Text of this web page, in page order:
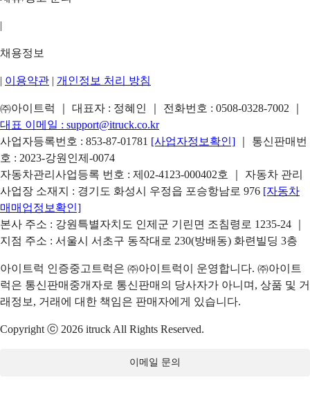
|
채용정보
| 이용약관 | 개인정보 처리 방침
㈜아이트럭 ｜ 대표자 : 정혜인 ｜ 전화번호 : 0508-0328-7002
대표 이메일 : support@itruck.co.kr
사업자등록번호 : 853-87-01781 [사업자정보확인]
｜ 통신판매번
호 : 2023-강원인제-0074
자동차관리사업등록 번호 : 제02-4123-000402호 ｜ 자동차 관리
사업장 소재지 : 경기도 화성시 우정읍 포승항남로 976 [자동차
매매업정보확인]
본사 주소 : 강원특별자치도 인제군 기린면 조침령로 1235-24 ｜
지점 주소 : 서울시 서초구 동작대로 230(방배동) 화련빌딩 3층
아이트럭 인증중고트럭은 ㈜아이트럭이 운영합니다. ㈜아이트
럭은 통신판매중개자로 통신판매의 당사자가 아니며, 상품 및 거
래정보, 거래에 대한 책임은 판매자에게 있습니다.
Copyright ⓒ 2026 itruck All Rights Reserved.
이메일 문의